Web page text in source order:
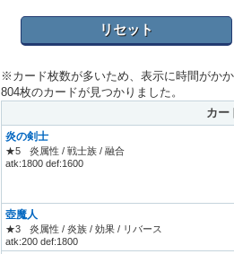
リセット
※カード枚数が多いため、表示に時間がかか
804枚のカードが見つかりました。
カー
炎の剣士
★5
炎属性 / 戦士族 / 融合
atk:1800 def:1600
壺魔人
★3
炎属性 / 炎族 / 効果 / リバース
atk:200 def:1800